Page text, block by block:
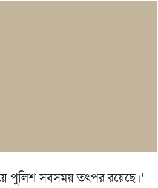
পুলিশ সবসময় তৎপর রয়েছে।’